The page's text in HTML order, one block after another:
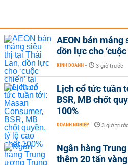
AEON bán mảng
dồn lực cho
KINH DOANH - 3 giờ trước
Lịch cổ tức tuần
BSR, MB chốt
100%
DOANH NGHIỆP - 3 giờ
Ngân hàng
thêm 20 tấn